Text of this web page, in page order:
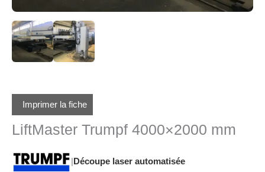
Imprimer la fiche
LiftMaster Trumpf 4000×2000 mm
Découpe laser automatisée